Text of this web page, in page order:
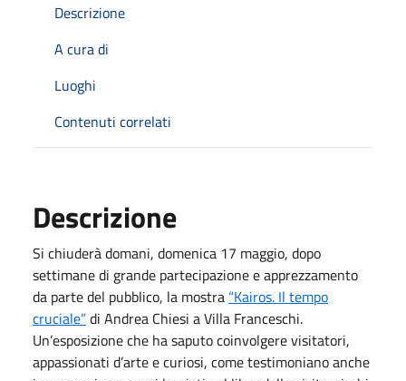
Descrizione
A cura di
Luoghi
Contenuti correlati
Descrizione
Si chiuderà domani, domenica 17 maggio, dopo
settimane di grande partecipazione e apprezzamento
da parte del pubblico, la mostra “Kairos. Il tempo
cruciale”di Andrea Chiesi a Villa Franceschi.
Un’esposizione che ha saputo coinvolgere visitatori,
appassionati d’arte e curiosi, come testimoniano anche